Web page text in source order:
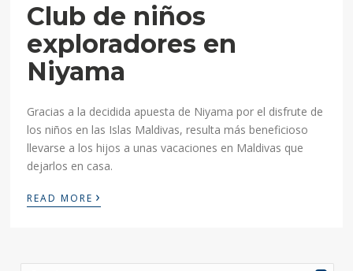
Club de niños
exploradores en
Niyama
Gracias a la decidida apuesta de Niyama por el disfrute de
los niños en las Islas Maldivas, resulta más beneficioso
llevarse a los hijos a unas vacaciones en Maldivas que
dejarlos en casa.
READ MORE ›